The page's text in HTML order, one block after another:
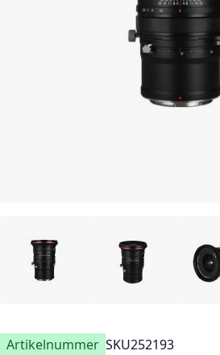
Artikelnummer SKU252193